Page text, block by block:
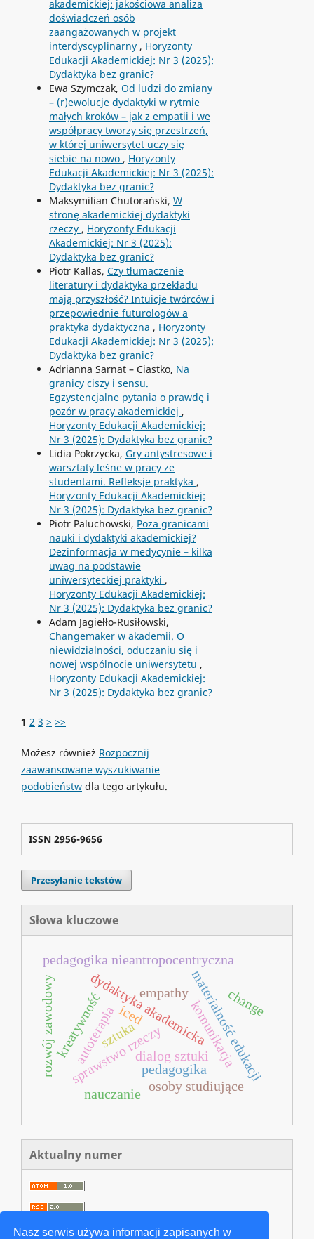
Nasz serwis używa informacji zapisanych w
akademickiej: jakościowa analiza
doświadczeń osób
zaangażowanych w projekt
interdyscyplinarny , Horyzonty
Edukacji Akademickiej: Nr 3 (2025):
Dydaktyka bez granic?
Ewa Szymczak, Od ludzi do zmiany
– (r)ewolucje dydaktyki w rytmie
małych kroków – jak z empatii i we
współpracy tworzy się przestrzeń,
w której uniwersytet uczy się
siebie na nowo , Horyzonty
Edukacji Akademickiej: Nr 3 (2025):
Dydaktyka bez granic?
Maksymilian Chutorański, W
stronę akademickiej dydaktyki
rzeczy , Horyzonty Edukacji
Akademickiej: Nr 3 (2025):
Dydaktyka bez granic?
Piotr Kallas, Czy tłumaczenie
literatury i dydaktyka przekładu
mają przyszłość? Intuicje twórców i
przepowiednie futurologów a
praktyka dydaktyczna , Horyzonty
Edukacji Akademickiej: Nr 3 (2025):
Dydaktyka bez granic?
Adrianna Sarnat – Ciastko, Na
granicy ciszy i sensu.
Egzystencjalne pytania o prawdę i
pozór w pracy akademickiej ,
Horyzonty Edukacji Akademickiej:
Nr 3 (2025): Dydaktyka bez granic?
Lidia Pokrzycka, Gry antystresowe i
warsztaty leśne w pracy ze
studentami. Refleksje praktyka ,
Horyzonty Edukacji Akademickiej:
Nr 3 (2025): Dydaktyka bez granic?
Piotr Paluchowski, Poza granicami
nauki i dydaktyki akademickiej?
Dezinformacja w medycynie – kilka
uwag na podstawie
uniwersyteckiej praktyki ,
Horyzonty Edukacji Akademickiej:
Nr 3 (2025): Dydaktyka bez granic?
Adam Jagiełło-Rusiłowski,
Changemaker w akademii. O
niewidzialności, oduczaniu się i
nowej wspólnocie uniwersytetu ,
Horyzonty Edukacji Akademickiej:
Nr 3 (2025): Dydaktyka bez granic?
1 2 3 > >>
Możesz również Rozpocznij
zaawansowane wyszukiwanie
podobieństwdla tego artykułu.
ISSN 2956-9656
Przesyłanie tekstów
Słowa kluczowe
dydaktyka akademickakomunikacja
pedagogika nieantropocentryczna
sprawstwo rzeczy materialność edukacji
dialog sztuki
pedagogika
autoterapia
kreatywność
rozwój zawodowy
osoby studiujące
iced
nauczanie
empathy change
sztuka
Aktualny numer